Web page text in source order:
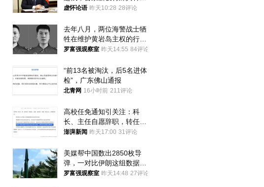
76岁老将扛旗
虚怀论语 昨天10:28 28评论
去年八月，两位海警战士牺
牲在维护黄岩岛主权的行动
中
罗富强观察室 昨天14:55 84评论
“前13名被淘汰，后5名进体
检”，广东佛山通报
北青网 16小时前 211评论
高校任免通知引关注：科
长、主任自愿辞职，转任思
政辅导员
澎湃新闻 昨天17:00 31评论
美媒帮中国数出2850枚导
弹，一对比伊朗这组数据，
发现出大事了
罗富强观察室 昨天14:48 27评论